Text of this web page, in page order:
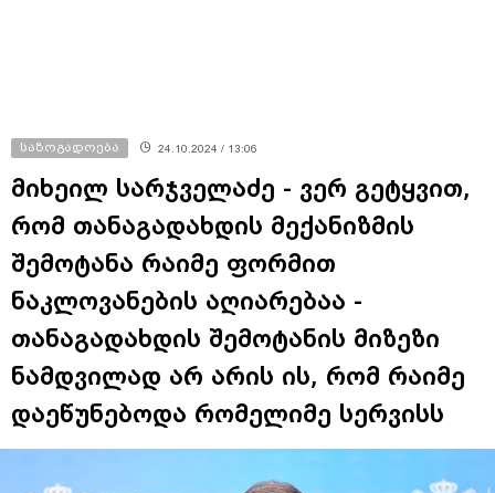
საზოგადოება 24.10.2024 / 13:06
მიხეილ სარჯველაძე - ვერ გეტყვით,
რომ თანაგადახდის მექანიზმის
შემოტანა რაიმე ფორმით
ნაკლოვანების აღიარებაა -
თანაგადახდის შემოტანის მიზეზი
ნამდვილად არ არის ის, რომ რაიმე
დაეწუნებოდა რომელიმე სერვისს